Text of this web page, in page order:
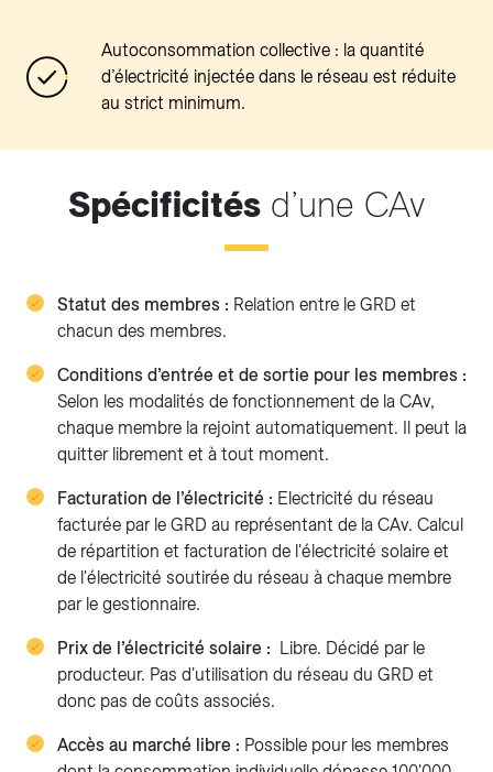
Autoconsommation collective : la quantité
d’électricité injectée dans le réseau est réduite
au strict minimum.
Spécificités d’une CAv
Statut des membres : Relation entre le GRD et
chacun des membres.
Conditions d’entrée et de sortie pour les membres :
Selon les modalités de fonctionnement de la CAv,
chaque membre la rejoint automatiquement. Il peut la
quitter librement et à tout moment.
Facturation de l’électricité : Electricité du réseau
facturée par le GRD au représentant de la CAv. Calcul
de répartition et facturation de l'électricité solaire et
de l'électricité soutirée du réseau à chaque membre
par le gestionnaire.
Prix de l’électricité solaire : Libre. Décidé par le
producteur. Pas d'utilisation du réseau du GRD et
donc pas de coûts associés.
Accès au marché libre : Possible pour les membres